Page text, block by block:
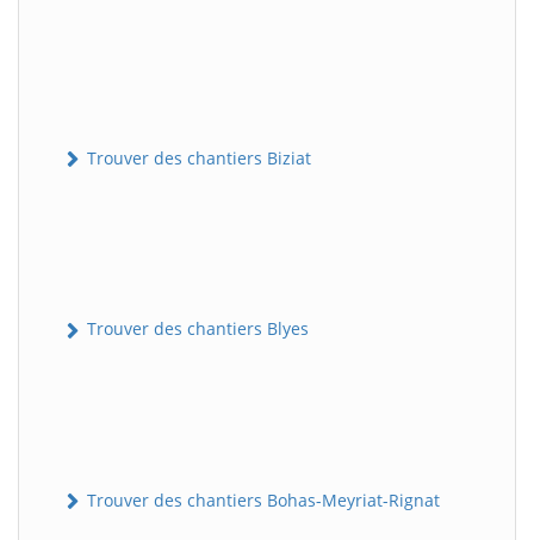
Trouver des chantiers Biziat
Trouver des chantiers Blyes
Trouver des chantiers Bohas-Meyriat-Rignat